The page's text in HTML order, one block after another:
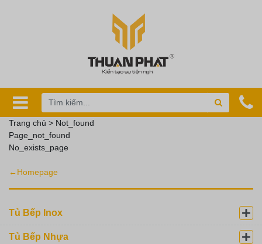
Trang chủ > Not_found
Page_not_found
No_exists_page
←Homepage
Tủ Bếp Inox
Tủ Bếp Nhựa